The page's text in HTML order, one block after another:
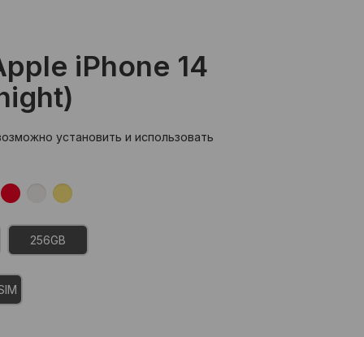
iPhone 14
установить и использовать
256GB